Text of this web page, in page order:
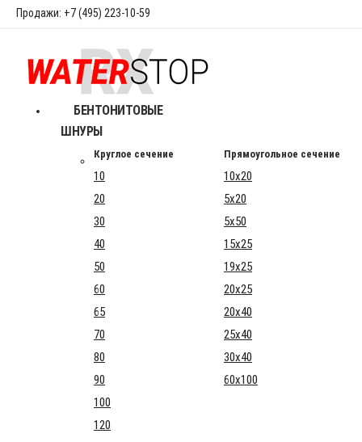
Продажи: +7 (495) 223-10-59
БЕНТОНИТОВЫЕ
ШНУРЫ
Круглое сечение Прямоугольное сечение
10
10x20
20
5x20
30
5x50
40
15x25
50
19x25
60
20x25
65
20x40
70
25x40
80
30x40
90
60x100
100
120